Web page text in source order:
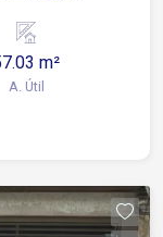
mais
A casa
famílias ou
m²
A. Útil